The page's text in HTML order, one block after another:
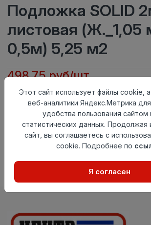
Подложка SOLID
листовая (Ж._1,05
0,5м) 5,25 м2
498.75 руб/шт
Осталось1040 шт
Добавить в
Внимание! Внешний вид товара может
представленного на настоящем
в момент приобретения товара.
Этот сайт использует файлы cookie,
веб-аналитики Яндекс.Метрика
удобства пользования сайтом
статистических данных. Продолжая
сайт, вы соглашаетесь с
cookie. Подробнее по
Я согласен